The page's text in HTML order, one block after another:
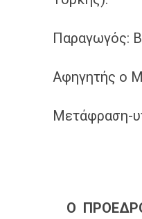
Παραγωγός:
Αφηγητής ο
Μετάφραση-
Ο